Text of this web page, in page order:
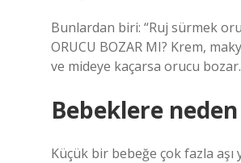
Bunlardan biri: “Ruj sürmek
ORUCU BOZAR MI? Krem,
ve mideye kaçarsa orucu
Bebeklere neden
Küçük bir bebeğe çok fazla aşı